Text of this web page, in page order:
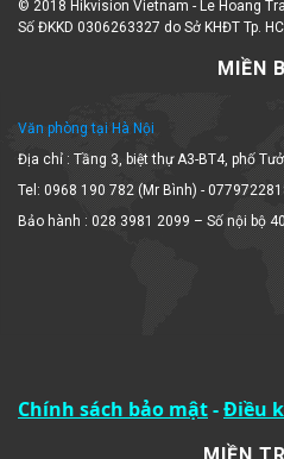
Số ĐKKD 0306263327 do Sở KHĐT Tp.
MIỀN
Văn phòng tại Hà Nội
Địa chỉ : Tầng 3, biệt thự A3-BT4, phố
Tel: 0968 190 782 (Mr Bình) -
Bảo hành : 028 3981 2099 – Số nội bộ
Chính sách bảo mật Điều
MIỀN